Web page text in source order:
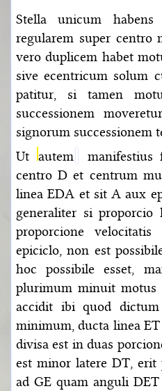
Stella unicum
regularem super centro
vero duplicem habet
sive ecentricum solum
patitur, si tamen
successionem
signorum successionem
Ut autem
centro D et centrum
linea EDA et sit A aux
generaliter si
proporcione
epiciclo, non est
hoc possibile esset,
plurimum minuit motus
accidit ibi quod
minimum, ducta linea
divisa est in duas
est minor latere DT, erit
ad GE quam anguli